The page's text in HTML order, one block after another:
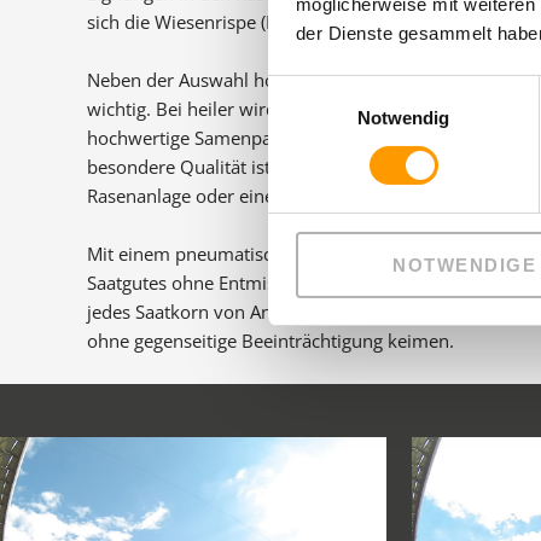
der Dienste gesammelt
Einwilligungsauswahl
Notwendig
NOTWENDIGE
sich die Wiesenrispe (Poa P) und das deutsche
Neben der Auswahl hochwertiger Sorten ist die
wichtig. Bei heiler wird auf die Saatgutbeschaffenheit
hochwertige Samenpartien, aus der jeweils neuesten
besondere Qualität ist einer der Grundsteine für die
Rasenanlage oder einer heiler Renovation.
Mit einem pneumatischen Saatstriegel ist eine
Saatgutes ohne Entmischung garantiert. Durch diese
jedes Saatkorn von Anfang an ideale Bedingungen
ohne gegenseitige Beeinträchtigung keimen.